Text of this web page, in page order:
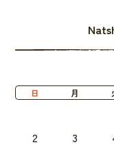
日 月
2
3